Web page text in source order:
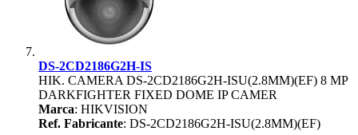
DS-2CD2186G2H-IS
HIK. CAMERA DS-2CD2186G2H-ISU(2.8MM)(EF) 8 MP
DARKFIGHTER FIXED DOME IP CAMER
Marca: HIKVISION
Ref. Fabricante: DS-2CD2186G2H-ISU(2.8MM)(EF)